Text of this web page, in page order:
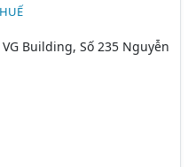
Building, Số 235 Nguyễn